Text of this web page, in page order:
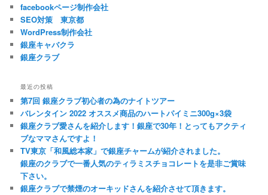
facebookページ制作会社
SEO対策 東京都
WordPress制作会社
銀座キャバクラ
銀座クラブ
最近の投稿
第7回 銀座クラブ初心者の為のナイトツアー
バレンタイン 2022 オススメ商品のハートパイミニ300g×3袋
銀座クラブ愛さんを紹介します！銀座で30年！とってもアクティ
ブなママさんですよ！
TV東京「和風総本家」で銀座チャームが紹介されました。
銀座のクラブで一番人気のティラミスチョコレートを是非ご賞味
下さい。
銀座クラブで禁煙のオーキッドさんを紹介させて頂きます。